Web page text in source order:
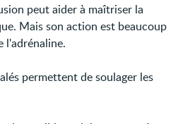
peut aider à maîtriser la
Mais son action est beaucoup
l'adrénaline.
permettent de soulager les